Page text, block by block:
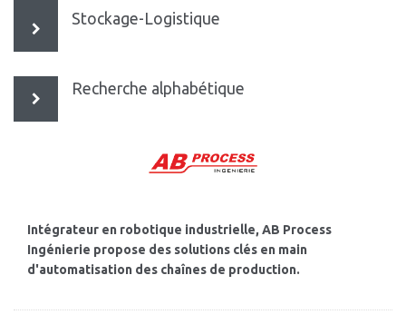
Stockage-Logistique
Recherche alphabétique
Intégrateur en robotique industrielle, AB Process
Ingénierie propose des solutions clés en main
d'automatisation des chaînes de production.